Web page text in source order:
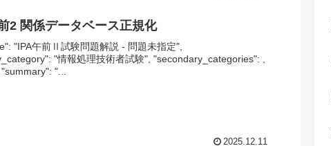
2 関係データベース正規化
"IPA午前Ⅱ試験問題解説 - 問題未指定",
"情報処理技術者試験", "secondary_categories": ,
"...
2025.12.11